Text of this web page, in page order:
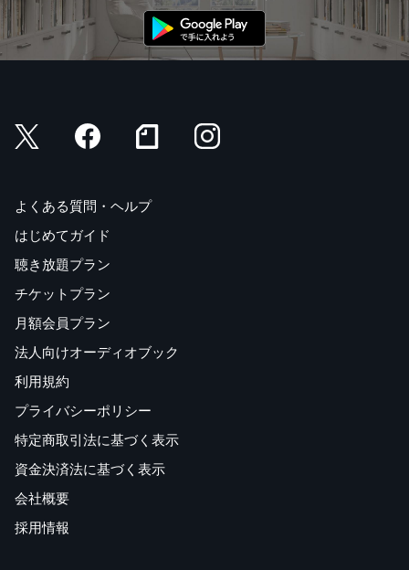
よくある質問・ヘルプ
はじめてガイド
聴き放題プラン
チケットプラン
月額会員プラン
法人向けオーディオブック
利用規約
プライバシーポリシー
特定商取引法に基づく表示
資金決済法に基づく表示
会社概要
採用情報